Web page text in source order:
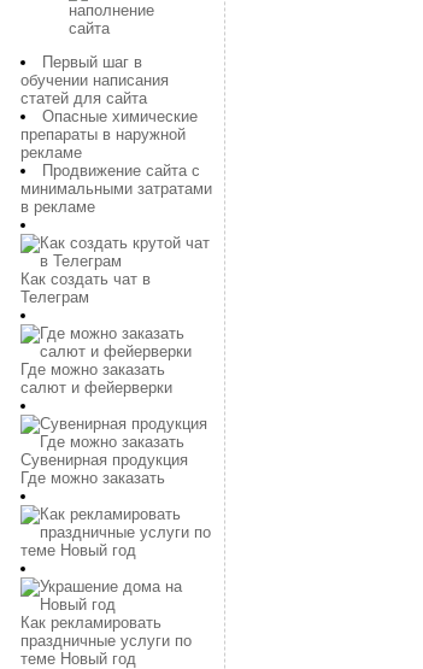
Первый шаг в
обучении написания
статей для сайта
Опасные химические
препараты в наружной
рекламе
Продвижение сайта с
минимальными затратами
в рекламе
Как создать чат в
Телеграм
Где можно заказать
салют и фейерверки
Сувенирная продукция
Где можно заказать
Как рекламировать
праздничные услуги по
теме Новый год